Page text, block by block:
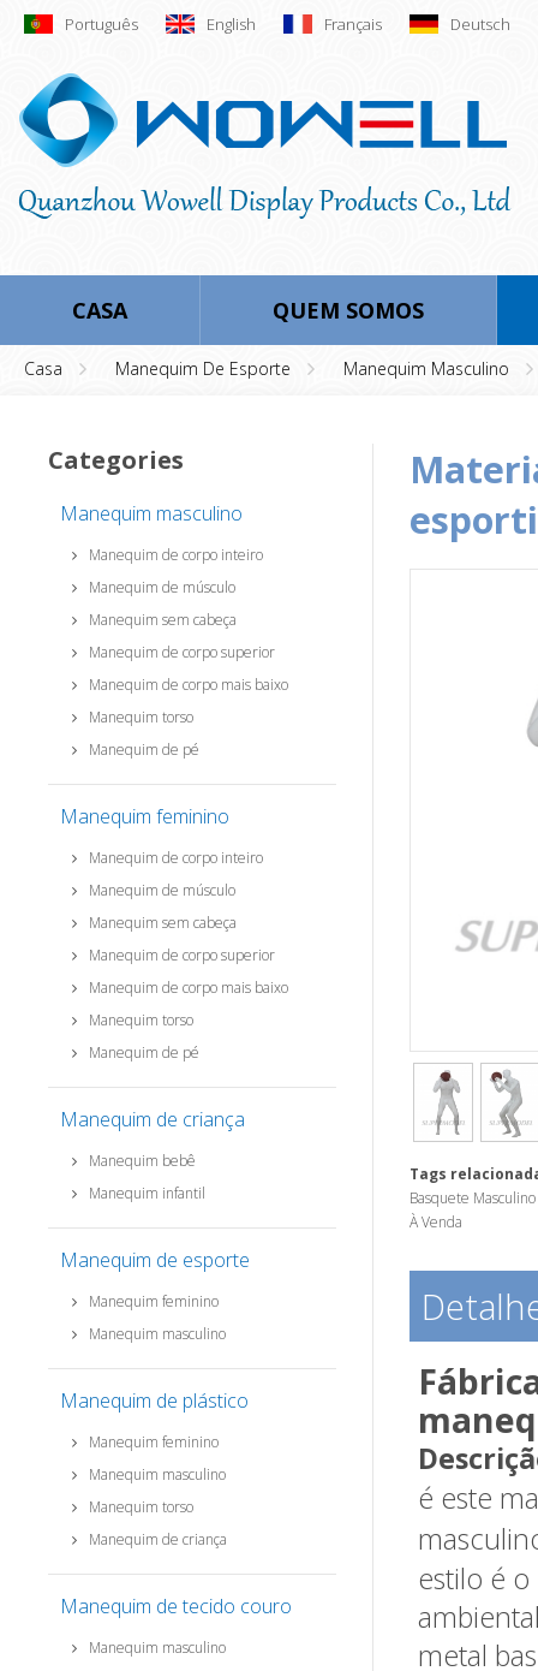
Português English Français Deutsch
CASA QUEM SOMOS
Casa Manequim De Esporte Manequim Masculino
Categories
Manequim masculino
Manequim de corpo inteiro
Manequim de músculo
Manequim sem cabeça
Manequim de corpo superior
Manequim de corpo mais baixo
Manequim torso
Manequim de pé
Manequim feminino
Manequim de corpo inteiro
Manequim de músculo
Manequim sem cabeça
Manequim de corpo superior
Manequim de corpo mais baixo
Manequim torso
Manequim de pé
Manequim de criança
Manequim bebê
Manequim infantil
Manequim de esporte
Manequim feminino
Manequim masculino
Manequim de plástico
Manequim feminino
Manequim masculino
Manequim torso
Manequim de criança
Manequim de tecido couro
Manequim masculino
material de fibra de vidro de manequins de
Tags
Basquete
À Venda
é este
estilo é
metal